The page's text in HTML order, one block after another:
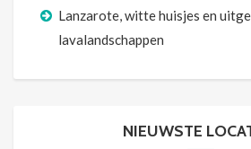
Lanzarote, witte huisjes en
lavalandschappen
NIEUWSTE